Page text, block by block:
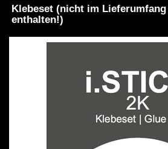
Klebeset (nicht im Lieferumfang
enthalten!)